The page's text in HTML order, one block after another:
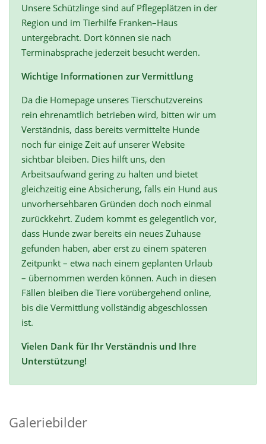
Unsere Schützlinge sind auf Pflegeplätzen in der
Region und im Tierhilfe Franken–Haus
untergebracht. Dort können sie nach
Terminabsprache jederzeit besucht werden.
Wichtige Informationen zur Vermittlung
Da die Homepage unseres Tierschutzvereins
rein ehrenamtlich betrieben wird, bitten wir um
Verständnis, dass bereits vermittelte Hunde
noch für einige Zeit auf unserer Website
sichtbar bleiben. Dies hilft uns, den
Arbeitsaufwand gering zu halten und bietet
gleichzeitig eine Absicherung, falls ein Hund aus
unvorhersehbaren Gründen doch noch einmal
zurückkehrt. Zudem kommt es gelegentlich vor,
dass Hunde zwar bereits ein neues Zuhause
gefunden haben, aber erst zu einem späteren
Zeitpunkt – etwa nach einem geplanten Urlaub
– übernommen werden können. Auch in diesen
Fällen bleiben die Tiere vorübergehend online,
bis die Vermittlung vollständig abgeschlossen
ist.
Vielen Dank für Ihr Verständnis und Ihre
Unterstützung!
Galeriebilder